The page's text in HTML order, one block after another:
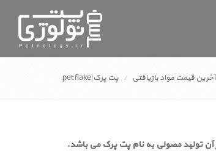
آخرین قیمت مواد بازیافتی پت پرک|pet flake